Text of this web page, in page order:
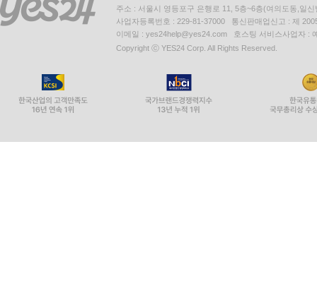
주소 : 서울시 영등포구 은행로 11, 5층~6층(여의도동,일신
사업자등록번호 : 229-81-37000 통신판매업신고 : 제
이메일 : yes24help@yes24.com 호스팅 서비스사업자 :
Copyright ⓒ YES24 Corp. All Rights Reserved.